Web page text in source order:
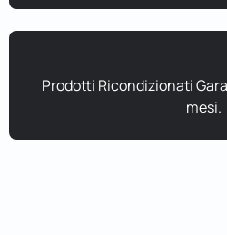
Prodotti Ricondizionati
mesi.